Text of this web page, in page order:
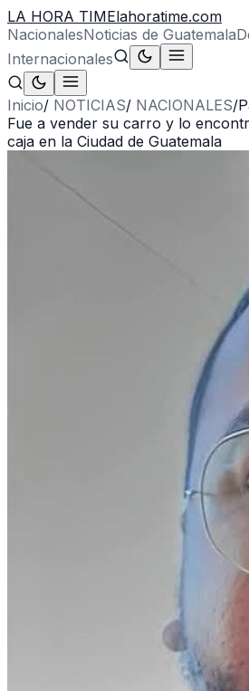
LA HORA TIMElahoratime.com
NacionalesNoticias de Guatemala
Internacionales
Inicio/ NOTICIAS/ NACIONALES/
Fue a vender su carro y lo
caja en la Ciudad de Guatemala